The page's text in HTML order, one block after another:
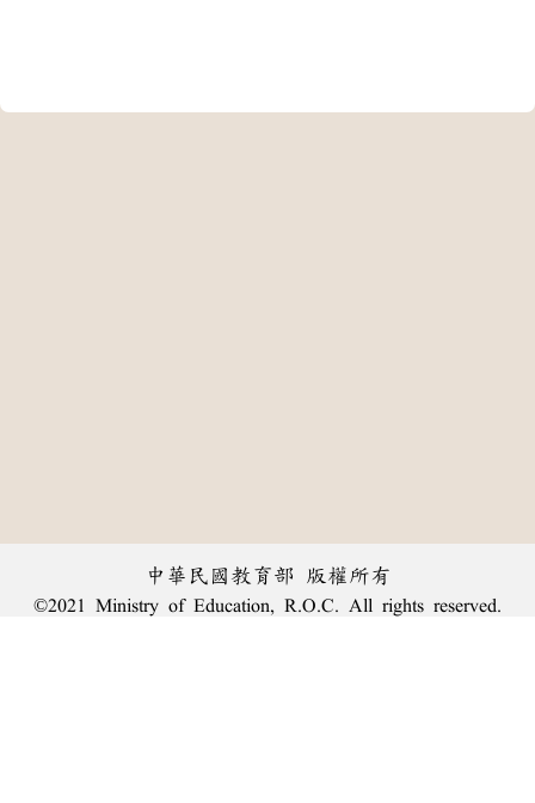
中華民國教育部 版權所有
©2021 Ministry of Education, R.O.C. All rights reserved.